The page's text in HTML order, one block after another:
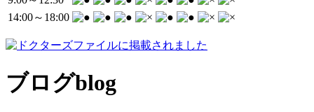
14:00～18:00
ブログblog